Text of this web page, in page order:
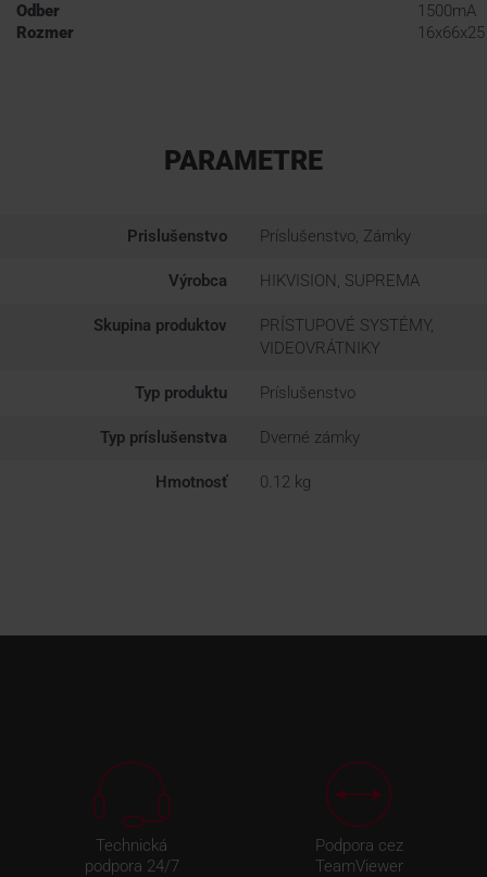
Odber
1500mA
Rozmer
16x66x25
PARAMETRE
Prislušenstvo Príslušenstvo, Zámky
Výrobca HIKVISION, SUPREMA
Skupina produktov
PRÍSTUPOVÉ SYSTÉMY,
VIDEOVRÁTNIKY
Typ produktu Príslušenstvo
Typ príslušenstva Dverné zámky
Hmotnosť 0.12 kg
Technická
podpora 24/7
Podpora cez
TeamViewer